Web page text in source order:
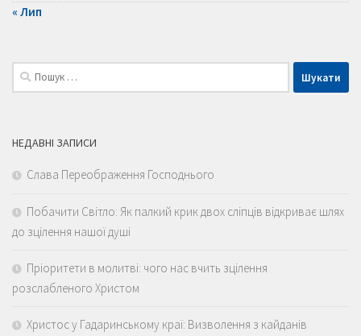
« Лип
Пошук:
НЕДАВНІ ЗАПИСИ
Слава Переображення Господнього
Побачити Світло: Як палкий крик двох сліпців відкриває шлях
до зцілення нашої душі
Пріоритети в молитві: чого нас вчить зцілення
розслабленого Христом
Христос у Гадаринському краї: Визволення з кайданів